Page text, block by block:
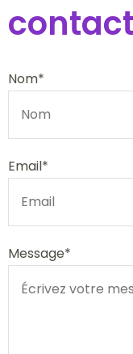
contact
Nom*
Email*
Message*